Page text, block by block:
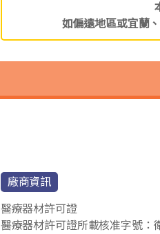
如偏遠地區或宜蘭
廠商資訊
醫療器材許可證
醫療器材許可證所載核准字號：